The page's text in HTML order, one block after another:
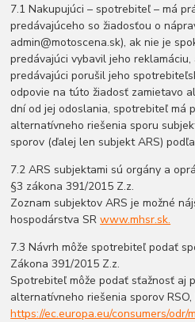
7.1 Nakupujúci – spotrebiteľ – má
predávajúceho so žiadosťou o
admin@motoscena.sk), ak nie je
predávajúci vybavil jeho
predávajúci porušil jeho
odpovie na túto žiadosť zamietavo
dní od jej odoslania, spotrebiteľ má
alternatívneho riešenia sporu
sporov (ďalej len subjekt ARS)
7.2 ARS subjektami sú orgány a
§3 zákona 391/2015 Z.z.
Zoznam subjektov ARS je možné
hospodárstva SRwww.mhsr.sk.
7.3 Návrh môže spotrebiteľ podať
Zákona 391/2015 Z.z.
Spotrebiteľ môže podať sťažnosť aj
alternatívneho riešenia sporov
https://ec.europa.eu/consumers/odr/